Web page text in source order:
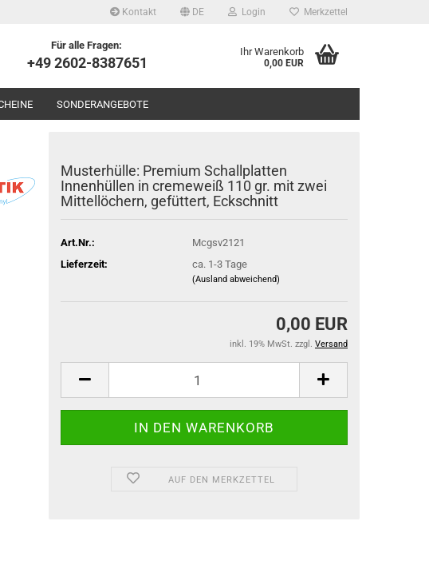
Kontakt DE Login Merkzettel
Für alle Fragen:
+49 2602-8387651
Ihr Warenkorb
0,00 EUR
SONDERANGEBOTE
Musterhülle: Premium Schallplatten
Innenhüllen in cremeweiß 110 gr. mit zwei
Mittellöchern, gefüttert, Eckschnitt
Art.Nr.:
Mcgsv2121
Lieferzeit:
ca. 1-3 Tage
(Ausland abweichend)
0,00 EUR
inkl. 19% MwSt. zzgl. Versand
AUF DEN MERKZETTEL